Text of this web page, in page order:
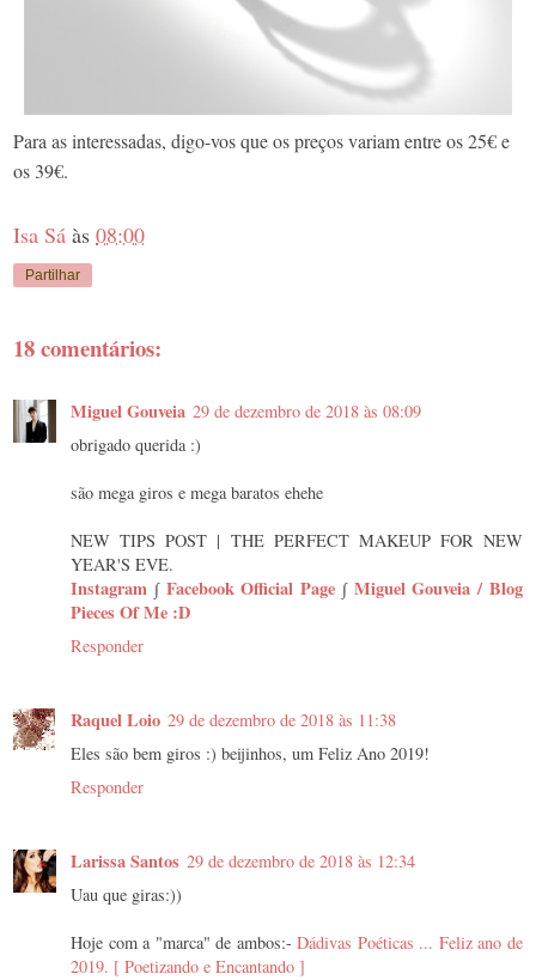
Para as interessadas, digo-vos que os preços variam entre os 25€ e
os 39€.
Isa Sá às 08:00
Partilhar
18 comentários:
Miguel Gouveia 29 de dezembro de 2018 às 08:09
obrigado querida :)
são mega giros e mega baratos ehehe
NEW TIPS POST | THE PERFECT MAKEUP FOR NEW
YEAR'S EVE.
Instagram ∫ Facebook Official Page ∫ Miguel Gouveia / Blog
Pieces Of Me :D
Responder
Raquel Loio 29 de dezembro de 2018 às 11:38
Eles são bem giros :) beijinhos, um Feliz Ano 2019!
Responder
Larissa Santos 29 de dezembro de 2018 às 12:34
Uau que giras:))
Hoje com a "marca" de ambos:-Dádivas Poéticas ... Feliz ano de
2019. [ Poetizando e Encantando ]